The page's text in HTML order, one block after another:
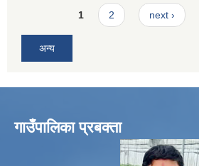
Pages1 2 next ›
अन्य
गाउँपालिका प्रबक्ता